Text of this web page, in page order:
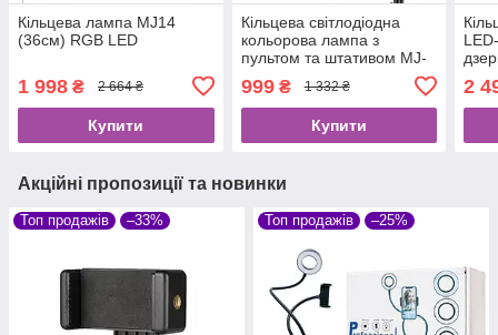
Кільцева лампа MJ14
(36см) RGB LED
1 998 ₴ 2 664 ₴
Купити
Кільцева світлодіодна
кольорова лампа з
пультом та штативом MJ-
999₴ 1 332 ₴
Купити
2
Акційні пропозиції та новинки
Топ продажів –33% Топ продажів –25%